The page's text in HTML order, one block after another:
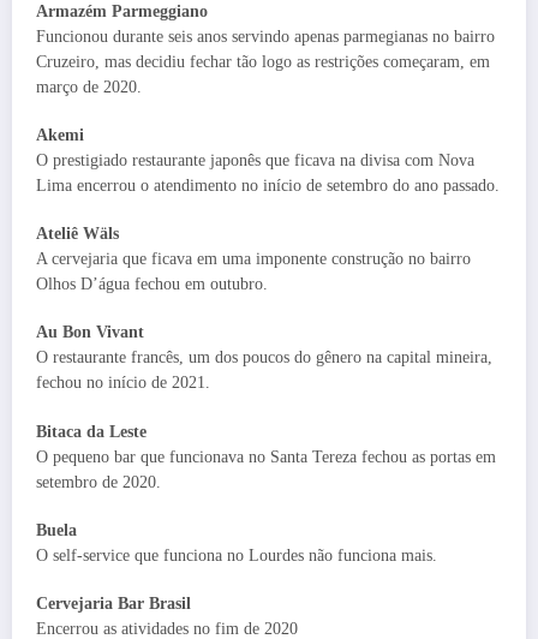
Armazém Parmeggiano
Funcionou durante seis anos servindo apenas parmegianas no bairro
Cruzeiro, mas decidiu fechar tão logo as restrições começaram, em
março de 2020.
Akemi
O prestigiado restaurante japonês que ficava na divisa com Nova
Lima encerrou o atendimento no início de setembro do ano passado.
Ateliê Wäls
A cervejaria que ficava em uma imponente construção no bairro
Olhos D’água fechou em outubro.
Au Bon Vivant
O restaurante francês, um dos poucos do gênero na capital mineira,
fechou no início de 2021.
Bitaca da Leste
O pequeno bar que funcionava no Santa Tereza fechou as portas em
setembro de 2020.
Buela
O self-service que funciona no Lourdes não funciona mais.
Cervejaria Bar Brasil
Encerrou as atividades no fim de 2020